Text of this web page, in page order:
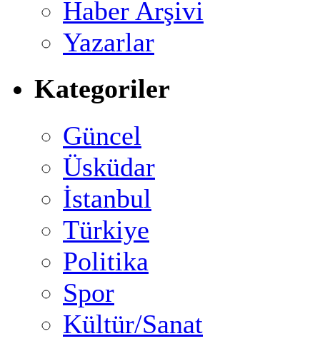
Haber Arşivi
Yazarlar
Kategoriler
Güncel
Üsküdar
İstanbul
Türkiye
Politika
Spor
Kültür/Sanat